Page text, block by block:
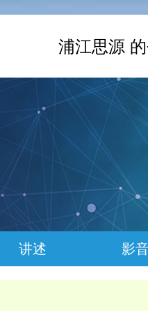
浦江思源
讲述 影音